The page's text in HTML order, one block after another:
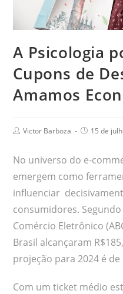
A Psicologia
Cupons de
Amamos
Victor Barboza 15 de
No universo do e-
emergem como
influenciar
consumidores.
Comércio Eletrônico
Brasil alcançaram
projeção para 2024 é de
Com um ticket médio